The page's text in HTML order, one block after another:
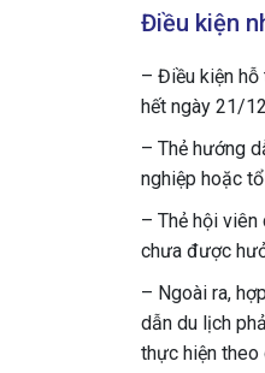
Điều kiện
– Điều kiện
hết ngày 21/
– Thẻ hướng
nghiệp hoặc
– Thẻ hội
chưa được
– Ngoài ra,
dẫn du lịch
thực hiện theo